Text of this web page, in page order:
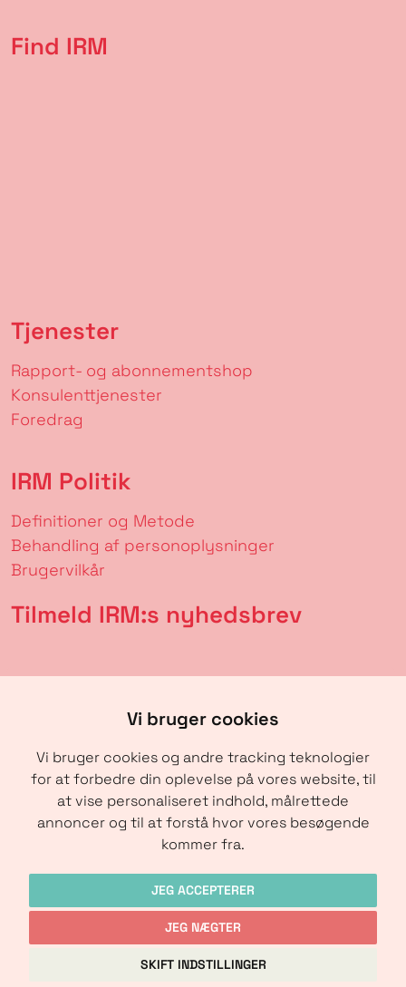
Vi bruger cookies
Vi bruger cookies og andre tracking teknologier
for at forbedre din oplevelse på vores website, til
at vise personaliseret indhold, målrettede
annoncer og til at forstå hvor vores besøgende
kommer fra.
JEG ACCEPTERER
JEG NÆGTER
SKIFT INDSTILLINGER
Find IRM
Tjenester
Rapport- og abonnementshop
Konsulenttjenester
Foredrag
IRM Politik
Definitioner og Metode
Behandling af personoplysninger
Brugervilkår
Tilmeld IRM:s nyhedsbrev
SENDE
Copyright © IRM-Media 2024